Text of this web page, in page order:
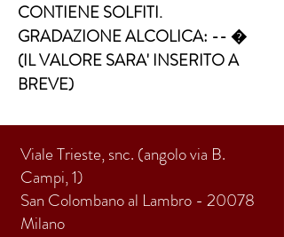
CONTIENE SOLFITI.
GRADAZIONE ALCOLICA: -- �
(IL VALORE SARA' INSERITO A
BREVE)
Viale Trieste, snc. (angolo via B.
Campi, 1)
San Colombano al Lambro - 20078
Milano